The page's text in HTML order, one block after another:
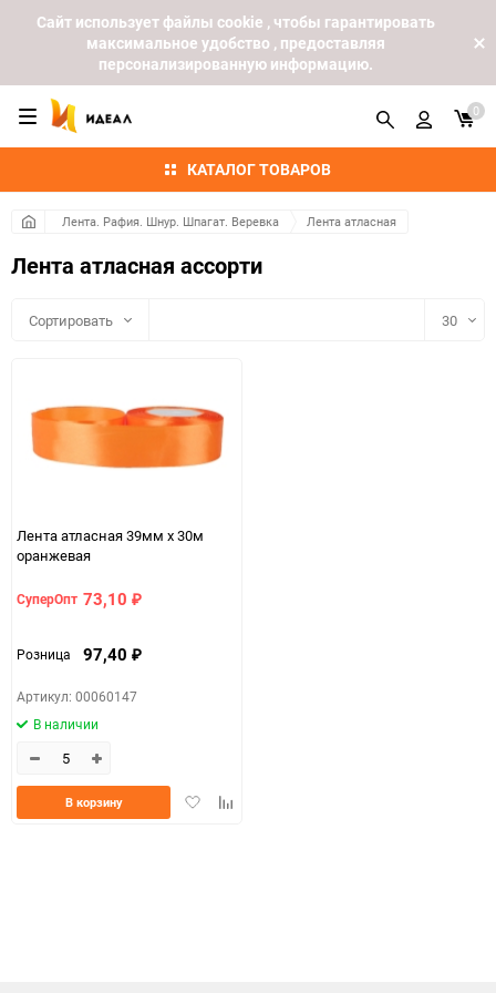
Cайт использует файлы cookie , чтобы гарантировать
максимальное удобство , предоставляя
персонализированную информацию.
КАТАЛОГ ТОВАРОВ
0
Лента. Рафия. Шнур. Шпагат. Веревка Лента атласная
Лента атласная ассорти
Сортировать 30
Лента атласная 39мм х 30м
оранжевая
СуперОпт 73,10 ₽
Розница 97,40 ₽
Артикул: 00060147
В наличии
ДобавитьДобавить
В корзину